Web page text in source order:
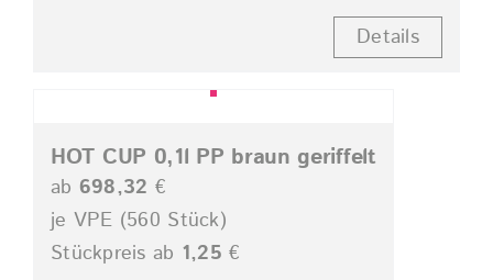
Details
HOT CUP 0,1l PP braun geriffelt
ab 698,32 €
je VPE (560 Stück)
Stückpreis ab 1,25 €